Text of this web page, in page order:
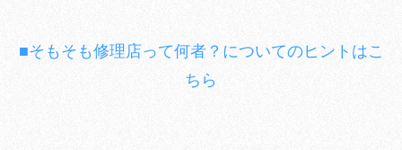
■そもそも修理店って何者？についてのヒントはこ
ちら